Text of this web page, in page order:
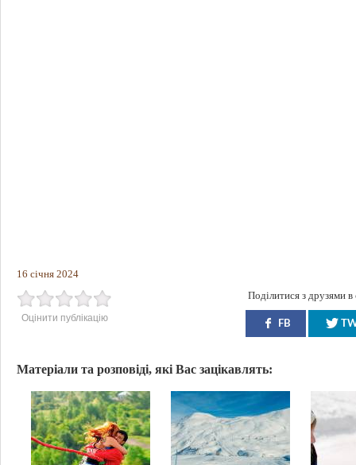
16 січня 2024
Оцінити публікацію
Поділитися з друзями
FB
Матеріали та розповіді, які Вас зацікавлять: